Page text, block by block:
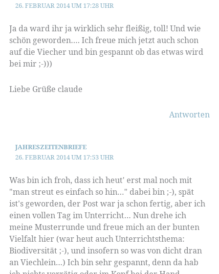
26. FEBRUAR 2014 UM 17:28 UHR
Ja da ward ihr ja wirklich sehr fleißig, toll! Und wie
schön geworden…. Ich freue mich jetzt auch schon
auf die Viecher und bin gespannt ob das etwas wird
bei mir ;-)))
Liebe Grüße claude
Antworten
JAHRESZEITENBRIEFE
26. FEBRUAR 2014 UM 17:53 UHR
Was bin ich froh, dass ich heut' erst mal noch mit
"man streut es einfach so hin…" dabei bin ;-), spät
ist's geworden, der Post war ja schon fertig, aber ich
einen vollen Tag im Unterricht… Nun drehe ich
meine Musterrunde und freue mich an der bunten
Vielfalt hier (war heut auch Unterrichtsthema:
Biodiversität ;-), und insofern so was von dicht dran
an Viechlein…) Ich bin sehr gespannt, denn da hab